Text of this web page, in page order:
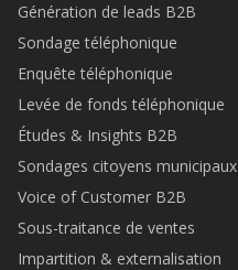
Génération de leads B2B
Sondage téléphonique
Enquête téléphonique
Levée de fonds téléphonique
Études & Insights B2B
Sondages citoyens municipaux
Voice of Customer B2B
Sous-traitance de ventes
Impartition & externalisation